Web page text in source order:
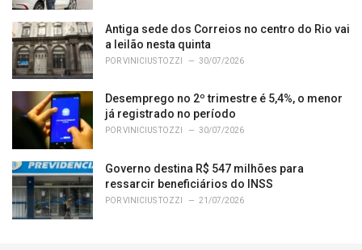
Antiga sede dos Correios no centro do Rio vai
a leilão nesta quinta
PORVINICIUS TOZZI 30/07/2026
Desemprego no 2º trimestre é 5,4%, o menor
já registrado no período
PORVINICIUS TOZZI 30/07/2026
Governo destina R$ 547 milhões para
ressarcir beneficiários do INSS
PORVINICIUS TOZZI 21/07/2026